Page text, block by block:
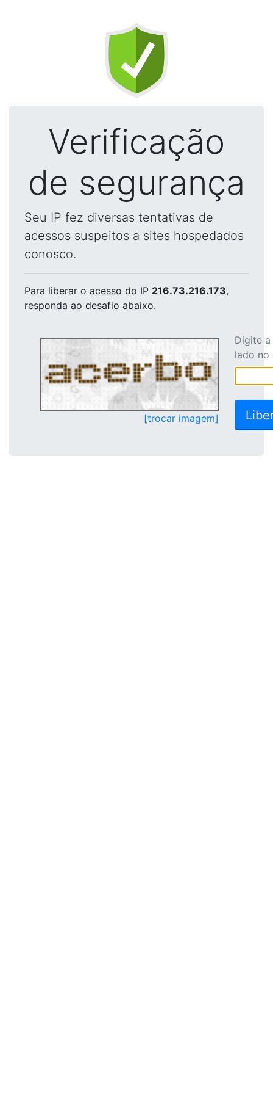
Verificação
de segurança
Seu IP fez diversas tentativas de
acessos suspeitos a sites hospedados
conosco.
Para liberar o acesso do IP 216.73.216.173,
responda ao desafio abaixo.
[trocar imagem]
Digite
lado no